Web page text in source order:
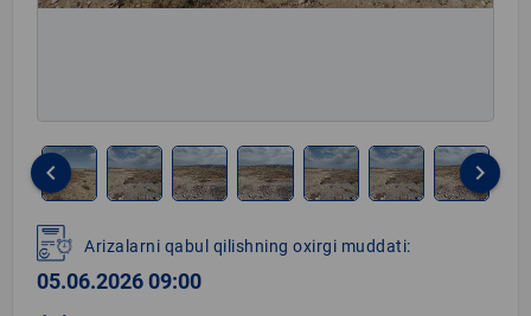
1
of
7
keyboard_arrow_left keyboard_arrow_right
Arizalarni qabul qilishning oxirgi muddati:
05.06.2026 09:00